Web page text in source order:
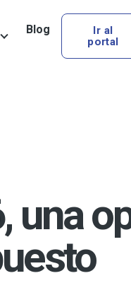
Blog
Ir al
portal
una